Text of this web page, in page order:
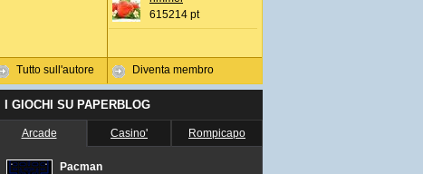
Tutto sull'autore
615214 pt
Diventa membro
I GIOCHI SU PAPERBLOG
Arcade Casino' Rompicapo
Pacman